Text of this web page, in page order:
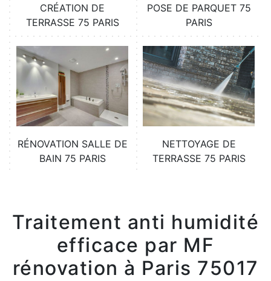
CRÉATION DE
TERRASSE 75 PARIS
POSE DE PARQUET 75
PARIS
RÉNOVATION SALLE DE
BAIN 75 PARIS
NETTOYAGE DE
TERRASSE 75 PARIS
Traitement anti humidité
efficace par MF
rénovation à Paris 75017